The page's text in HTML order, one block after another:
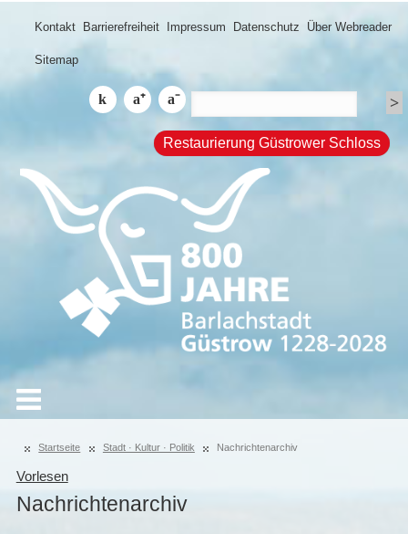
Kontakt Barrierefreiheit Impressum Datenschutz Über Webreader
Sitemap
Restaurierung Güstrower Schloss
Startseite Stadt · Kultur · Politik Nachrichtenarchiv
Vorlesen
Nachrichtenarchiv